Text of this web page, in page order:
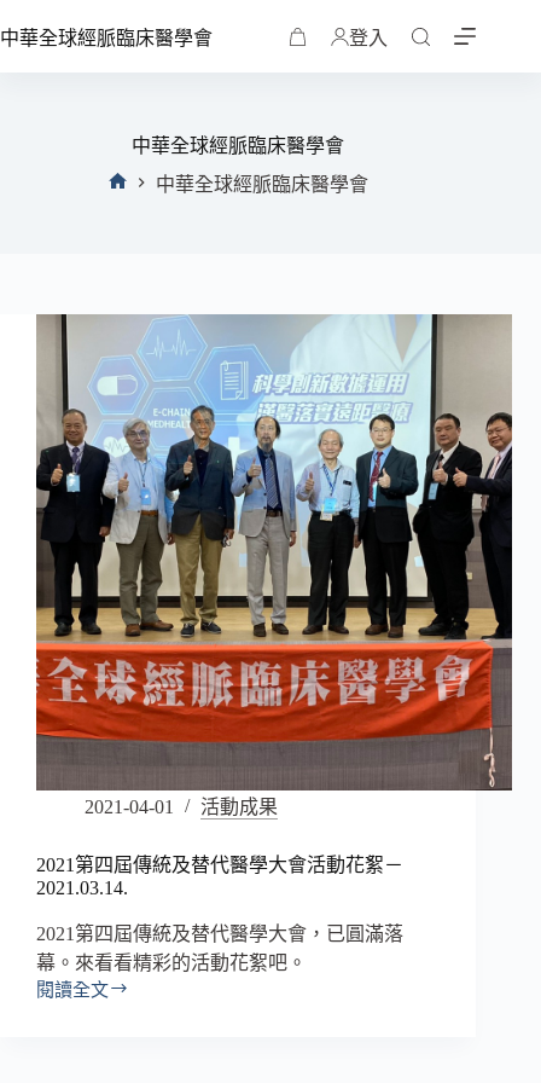
中華全球經脈臨床醫學會 登入
中華全球經脈臨床醫學會
中華全球經脈臨床醫學會
2021-04-01 活動成果
2021第四屆傳統及替代醫學大會活動花絮－
2021.03.14.
2021第四屆傳統及替代醫學大會，已圓滿落
幕。來看看精彩的活動花絮吧。
閱讀全文